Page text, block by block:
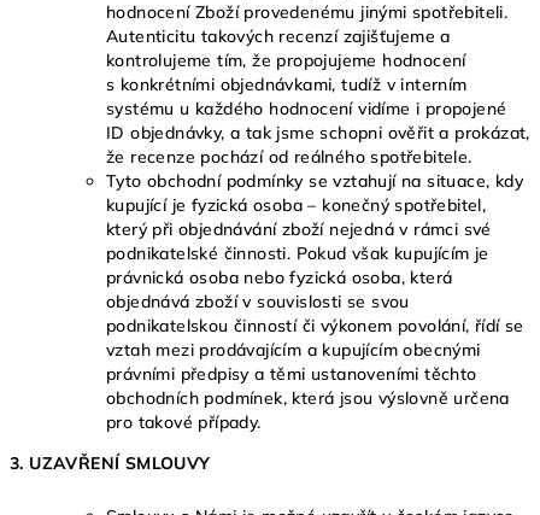
hodnocení Zboží provedenému jinými spotřebiteli.
Autenticitu takových recenzí zajišťujeme a
kontrolujeme tím, že propojujeme hodnocení
s konkrétními objednávkami, tudíž v interním
systému u každého hodnocení vidíme i propojené
ID objednávky, a tak jsme schopni ověřit a prokázat,
že recenze pochází od reálného spotřebitele.
Tyto obchodní podmínky se vztahují na situace, kdy
kupující je fyzická osoba – konečný spotřebitel,
který při objednávání zboží nejedná v rámci své
podnikatelské činnosti. Pokud však kupujícím je
právnická osoba nebo fyzická osoba, která
objednává zboží v souvislosti se svou
podnikatelskou činností či výkonem povolání, řídí se
vztah mezi prodávajícím a kupujícím obecnými
právními předpisy a těmi ustanoveními těchto
obchodních podmínek, která jsou výslovně určena
pro takové případy.
3. UZAVŘENÍ SMLOUVY